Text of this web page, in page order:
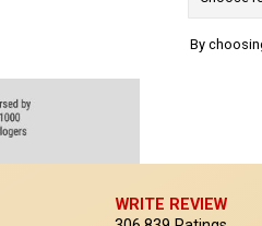
By
WRITE REVIEW